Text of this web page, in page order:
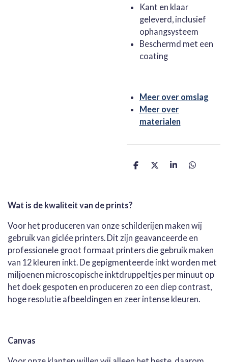
Kant en klaar
geleverd, inclusief
ophangsysteem
Beschermd met een
coating
Meer over omslag
Meer over
materialen
D
D
S
D
Wat is de kwaliteit van de prints?
Voor het produceren van onze schilderijen maken wij
gebruik van giclée printers. Dit zijn geavanceerde en
professionele groot formaat printers die gebruik maken
van 12 kleuren inkt. De gepigmenteerde inkt worden met
miljoenen microscopische inktdruppeltjes per minuut op
het doek gespoten en produceren zo een diep contrast,
hoge resolutie afbeeldingen en zeer intense kleuren.
Canvas